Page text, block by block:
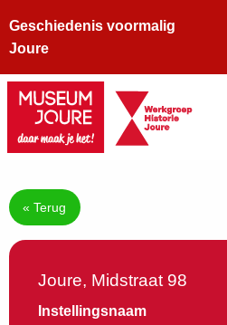
Geschiedenis voormalig
Joure
« Terug
Joure, Midstraat 98
Instellingsnaam